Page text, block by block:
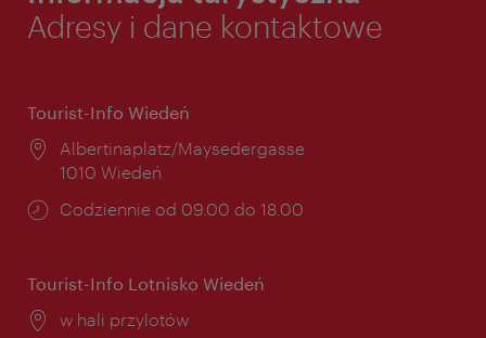
Adresy i dane kontaktowe
Tourist-Info Wiedeń
Miejsce:
Albertinaplatz/Maysedergasse
1010 Wiedeń
Godziny
Codziennie od 09.00 do 18.00
Tourist-Info Lotnisko Wiedeń
Miejsce:
w hali przylotów